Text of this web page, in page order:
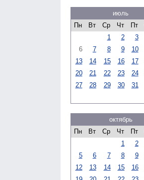
июль
Пн
Вт Ср Чт Пт
1
2 3
6
7 8 9 10
13
14 15 16 17
20
21 22 23 24
27
28 29 30 31
октябрь
Пн
Вт Ср Чт Пт
1
2
5
6 7 8 9
12
13 14 15 16